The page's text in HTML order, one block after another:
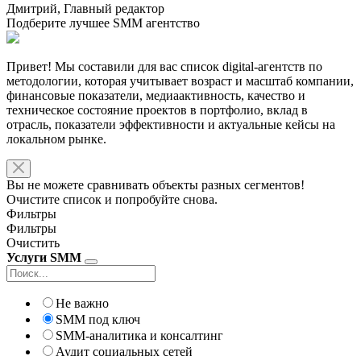
Дмитрий, Главный редактор
Подберите лучшее SMM агентство
Привет! Мы составили для вас список digital-агентств по
методологии, которая учитывает возраст и масштаб компании,
финансовые показатели, медиаактивность, качество и
техническое состояние проектов в портфолио, вклад в
отрасль, показатели эффективности и актуальные кейсы на
локальном рынке.
Вы не можете сравнивать объекты разных сегментов!
Очистите список и попробуйте снова.
Фильтры
Фильтры
Очистить
Услуги SMM
Не важно
SMM под ключ
SMM-аналитика и консалтинг
Аудит социальных сетей